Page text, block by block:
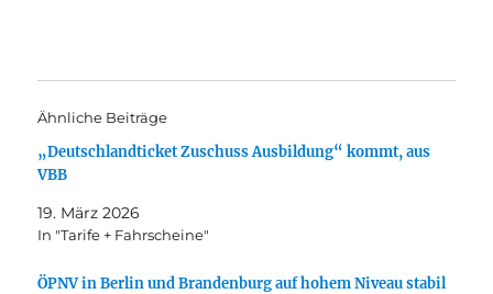
Ähnliche Beiträge
„Deutschlandticket Zuschuss Ausbildung“ kommt, aus
VBB
19. März 2026
In "Tarife + Fahrscheine"
ÖPNV in Berlin und Brandenburg auf hohem Niveau stabil